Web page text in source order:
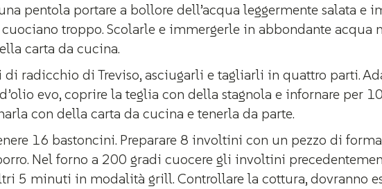
pentola portare a bollore dell’acqua leggermente salata e
troppo. Scolarle e immergerle in abbondante acqua
carta da cucina.
di radicchio di Treviso, asciugarli e tagliarli in quattro parti.
evo, coprire la teglia con della stagnola e infornare per
con della carta da cucina e tenerla da parte.
16 bastoncini. Preparare 8 involtini con un pezzo di
Nel forno a 200 gradi cuocere gli involtini
5 minuti in modalità grill. Controllare la cottura, dovranno